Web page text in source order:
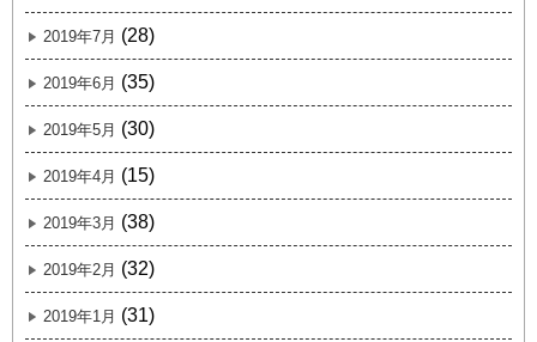
2019年7月 (28)
2019年6月 (35)
2019年5月 (30)
2019年4月 (15)
2019年3月 (38)
2019年2月 (32)
2019年1月 (31)